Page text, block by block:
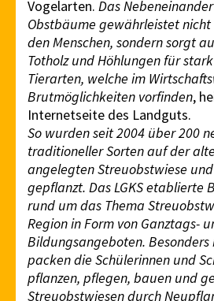
Vogelarten. Das
Obstbäume gewährleistet
den Menschen, sondern sorgt
Totholz und Höhlungen für
Tierarten, welche im
Brutmöglichkeiten vorfinden,
Internetseite des Landguts.
So wurden seit 2004 über 200
traditioneller Sorten auf der
angelegten Streuobstwiese
gepflanzt. Das LGKS etablierte
rund um das Thema
Region in Form von Ganztags-
Bildungsangeboten. Besonders
packen die Schülerinnen und
pflanzen, pflegen, bauen und
Streuobstwiesen durch